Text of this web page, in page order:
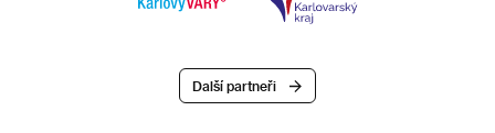
Další partneři